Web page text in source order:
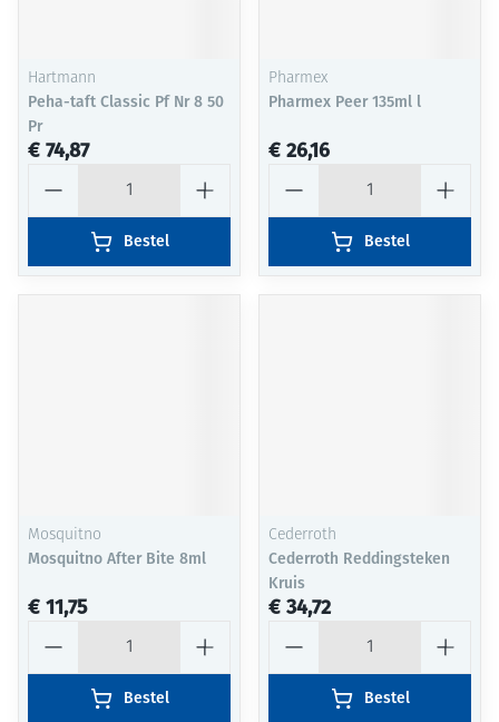
Hartmann
Peha-taft Classic Pf Nr 8 50
Pr
€ 74,87
Bestel
Pharmex
Pharmex Peer 135ml l
€ 26,16
Bestel
Mosquitno
Mosquitno After Bite 8ml
€ 11,75
Bestel
Cederroth
Cederroth Reddingsteken
Kruis
€ 34,72
Bestel